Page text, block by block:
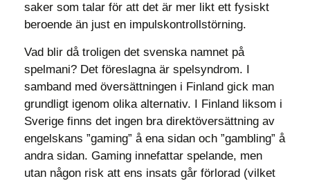
saker som talar för att det är mer likt ett fysiskt
beroende än just en impulskontrollstörning.
Vad blir då troligen det svenska namnet på
spelmani? Det föreslagna är spelsyndrom. I
samband med översättningen i Finland gick man
grundligt igenom olika alternativ. I Finland liksom i
Sverige finns det ingen bra direktöversättning av
engelskans ”gaming” å ena sidan och ”gambling” å
andra sidan. Gaming innefattar spelande, men
utan någon risk att ens insats går förlorad (vilket